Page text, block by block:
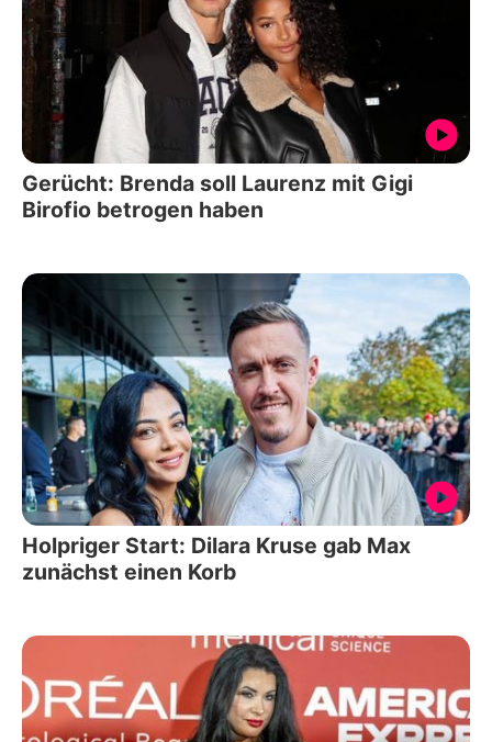
Gerücht: Brenda soll Laurenz mit Gigi
Birofio betrogen haben
Holpriger Start: Dilara Kruse gab Max
zunächst einen Korb